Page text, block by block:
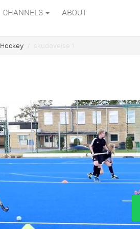
CHANNELS ABOUT
Hockey skudøvelse 1